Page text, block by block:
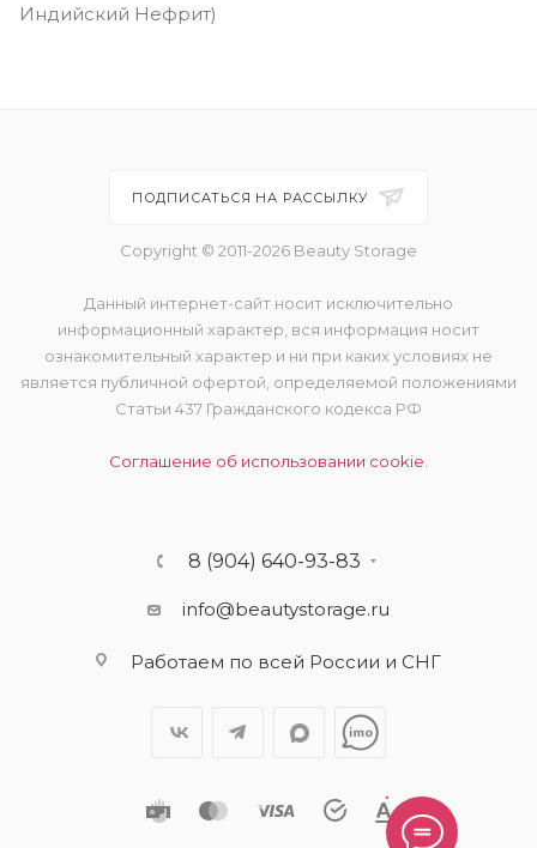
Индийский Нефрит)
ПОДПИСАТЬСЯ НА РАССЫЛКУ
Copyright © 2011-2026 Beauty Storage
Данный интернет-сайт носит исключительно
информационный характер, вся информация носит
ознакомительный характер и ни при каких условиях не
является публичной офертой, определяемой положениями
Статьи 437 Гражданского кодекса РФ
Соглашение об использовании cookie.
8 (904) 640-93-83
info@beautystorage.ru
Работаем по всей России и СНГ